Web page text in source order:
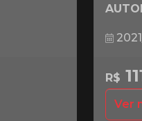
R$
Ver